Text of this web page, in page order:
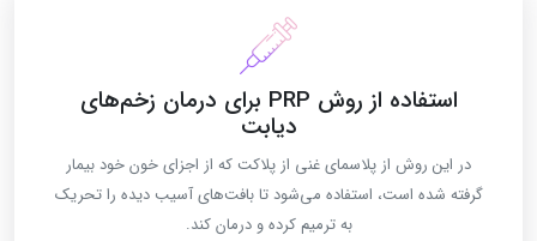
استفاده از روش PRP برای درمان زخم‌های
دیابت
در این روش از پلاسمای غنی از پلاکت که از اجزای خون خود بیمار
گرفته شده است، استفاده می‌شود تا بافت‌های آسیب دیده را تحریک
به ترمیم کرده و درمان کند.